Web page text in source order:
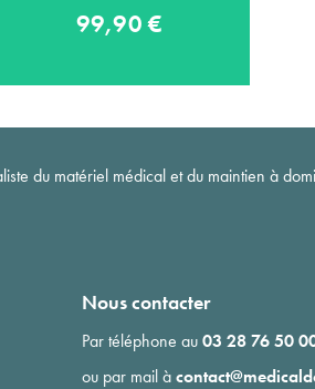
99,90 €
du matériel médical et du maintien à
Nous contacter
Par téléphone au03 28 76 50
ou par mail à